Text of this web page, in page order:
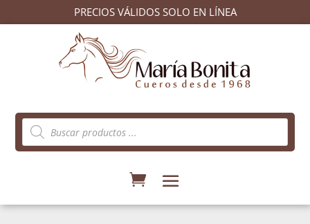
PRECIOS VÁLIDOS SOLO EN LÍNEA
Búsqueda
de
productos